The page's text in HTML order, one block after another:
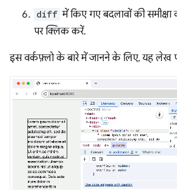
diff में किए गए बदलावों की
पर क्लिक करें.
इस वर्कफ़्लो के बारे में जानने के लिए, यह लेख